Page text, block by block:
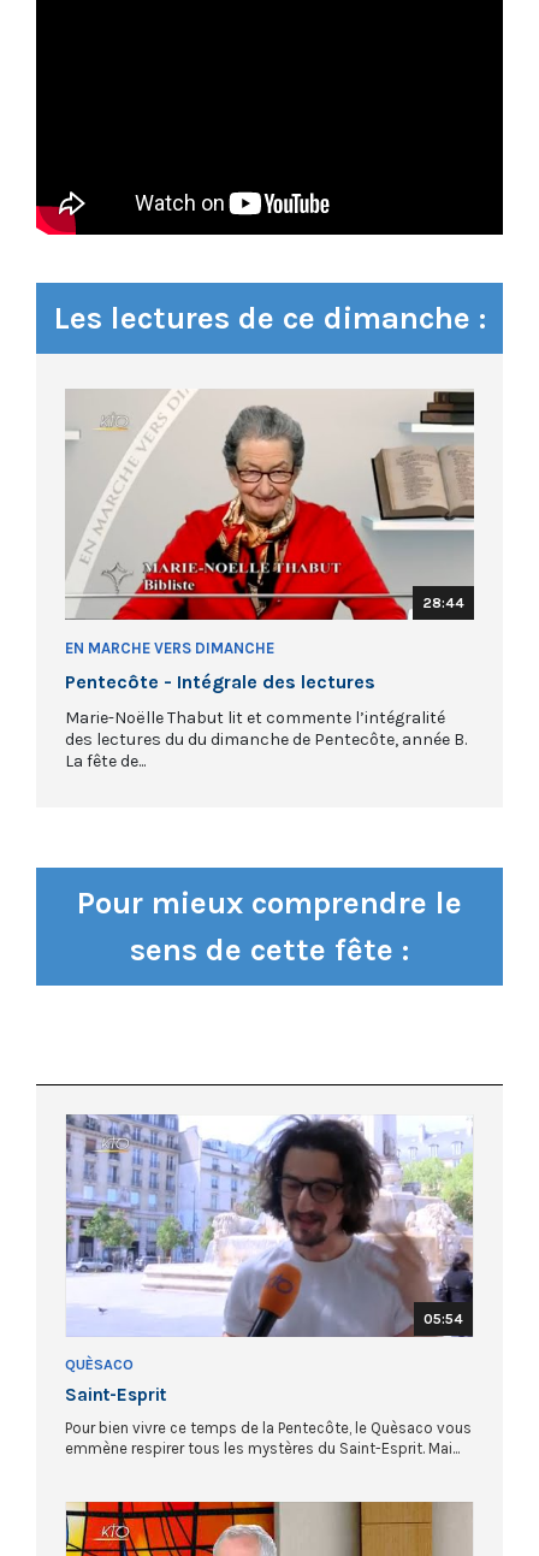
Les lectures de ce dimanche :
28:44
EN MARCHE VERS DIMANCHE
Pentecôte - Intégrale des lectures
Marie-Noëlle Thabut lit et commente l’intégralité
des lectures du du dimanche de Pentecôte, année B.
La fête de...
Pour mieux comprendre le
sens de cette fête :
05:54
QUÈSACO
Saint-Esprit
Pour bien vivre ce temps de la Pentecôte, le Quèsaco vous
emmène respirer tous les mystères du Saint-Esprit. Mai...